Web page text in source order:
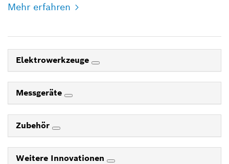
Mehr erfahren
Elektrowerkzeuge
Messgeräte
Zubehör
Weitere Innovationen